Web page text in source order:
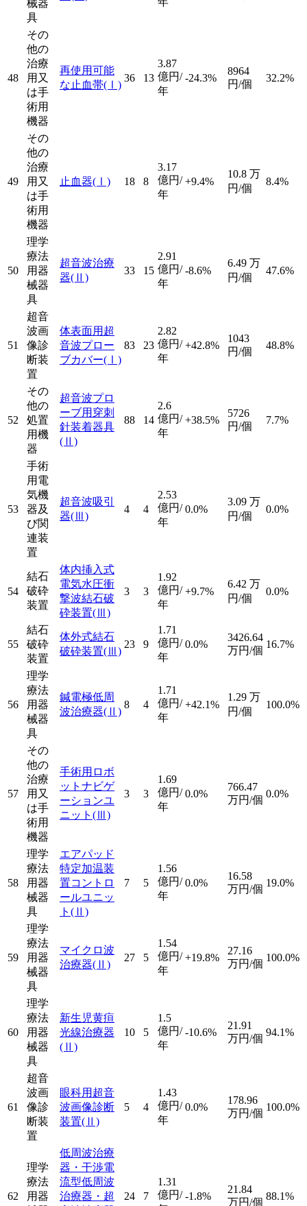
械器
具
48
その
他の
治療
用又
は手
術用
機器
再使用可能
な止血帯(Ⅰ)
36 13
3.87
億円/
年
-24.3%
8964
円/個
32.2%
49
その
他の
治療
用又
は手
術用
機器
止血器(Ⅰ) 18 8
3.17
億円/
年
+9.4%
10.8 万
円/個
8.4%
50
理学
療法
用器
械器
具
超音波治療
器(Ⅱ)
33 15
2.91
億円/
年
-8.6%
6.49 万
円/個
47.6%
51
超音
波画
像診
断装
置
体表面用超
音波プロー
ブカバー(Ⅰ)
83 23
2.82
億円/
年
+42.8%
1043
円/個
48.8%
52
その
他の
処置
用機
器
超音波プロ
ーブ用穿刺
針装着器具
(Ⅱ)
88 14
2.6
億円/
年
+38.5%
5726
円/個
7.7%
53
手術
用電
気機
器及
び関
連装
置
超音波吸引
器(Ⅲ)
4 4
2.53
億円/
年
0.0%
3.09 万
円/個
0.0%
54
結石
破砕
装置
体内挿入式
電気水圧衝
撃波結石破
砕装置(Ⅲ)
3 3
1.92
億円/
年
+9.7%
6.42 万
円/個
0.0%
55
結石
破砕
装置
体外式結石
破砕装置(Ⅲ)
23 9
1.71
億円/
年
0.0%
3426.64
万円/個
16.7%
56
理学
療法
用器
械器
具
鍼電極低周
波治療器(Ⅱ)
8 4
1.71
億円/
年
+42.1%
1.29 万
円/個
100.0%
57
その
他の
治療
用又
は手
術用
機器
手術用ロボ
ットナビゲ
ーションユ
ニット (Ⅲ)
3 3
1.69
億円/
年
0.0%
766.47
万円/個
0.0%
58
理学
療法
用器
械器
具
エアパッド
特定加温装
置コントロ
ールユニッ
ト (Ⅱ)
7 5
1.56
億円/
年
0.0%
16.58
万円/個
19.0%
59
理学
療法
用器
械器
具
マイクロ波
治療器(Ⅱ)
27 5
1.54
億円/
年
+19.8%
27.16
万円/個
100.0%
60
理学
療法
用器
械器
具
新生児黄疸
光線治療器
(Ⅱ)
10 5
1.5
億円/
年
-10.6%
21.91
万円/個
94.1%
61
超音
波画
像診
断装
置
眼科用超音
波画像診断
装置(Ⅱ)
5 4
1.43
億円/
年
0.0%
178.96
万円/個
100.0%
62
理学
療法
用器
低周波治療
器・干渉電
流型低周波
治療器・超
24 7
1.31
億円/ -1.8%
21.84
万円/個
88.1%